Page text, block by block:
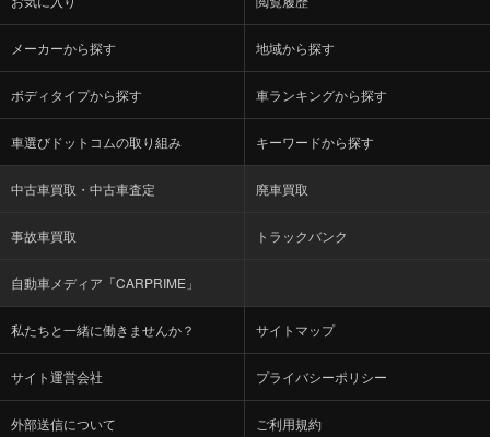
メーカーから探す 地域から探す
ボディタイプから探す 車ランキングから探す
車選びドットコムの取り組み キーワードから探す
中古車買取・中古車査定 廃車買取
事故車買取 トラックバンク
自動車メディア「CARPRIME」
私たちと一緒に働きませんか？ サイトマップ
サイト運営会社 プライバシーポリシー
外部送信について ご利用規約